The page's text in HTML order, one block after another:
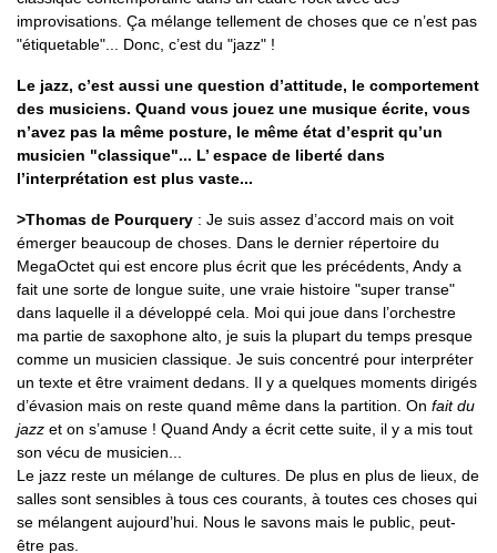
improvisations. Ça mélange tellement de choses que ce n’est pas
"étiquetable"... Donc, c’est du "jazz" !
Le jazz, c’est aussi une question d’attitude, le comportement
des musiciens. Quand vous jouez une musique écrite, vous
n’avez pas la même posture, le même état d’esprit qu’un
musicien "classique"... L’ espace de liberté dans
l’interprétation est plus vaste...
>Thomas de Pourquery : Je suis assez d’accord mais on voit
émerger beaucoup de choses. Dans le dernier répertoire du
MegaOctet qui est encore plus écrit que les précédents, Andy a
fait une sorte de longue suite, une vraie histoire "super transe"
dans laquelle il a développé cela. Moi qui joue dans l’orchestre
ma partie de saxophone alto, je suis la plupart du temps presque
comme un musicien classique. Je suis concentré pour interpréter
un texte et être vraiment dedans. Il y a quelques moments dirigés
d’évasion mais on reste quand même dans la partition. On fait du
jazz et on s’amuse ! Quand Andy a écrit cette suite, il y a mis tout
son vécu de musicien...
Le jazz reste un mélange de cultures. De plus en plus de lieux, de
salles sont sensibles à tous ces courants, à toutes ces choses qui
se mélangent aujourd’hui. Nous le savons mais le public, peut-
être pas.